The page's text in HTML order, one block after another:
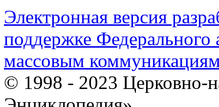
Электронная версия
поддержке Федерального
массовым
© 1998 - 2023 Церковно-